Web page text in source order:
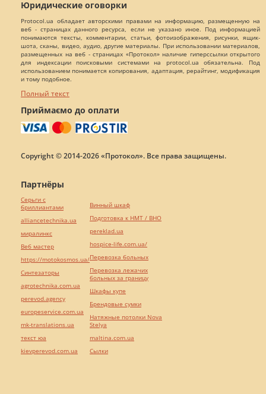
Юридические оговорки
Protocol.ua обладает авторскими правами на информацию, размещенную на
веб - страницах данного ресурса, если не указано иное. Под информацией
понимаются тексты, комментарии, статьи, фотоизображения, рисунки, ящик-
шота, сканы, видео, аудио, другие материалы. При использовании материалов,
размещенных на веб - страницах «Протокол» наличие гиперссылки открытого
для индексации поисковыми системами на protocol.ua обязательна. Под
использованием понимается копирования, адаптация, рерайтинг, модификация
и тому подобное.
Полный текст
Приймаємо до оплати
Copyright © 2014-2026 «Протокол». Все права защищены.
Партнёры
Серьги с
бриллиантами
alliancetechnika.ua
миралинкс
Веб мастер
https://motokosmos.ua/
Синтезаторы
agrotechnika.com.ua
perevod.agency
europeservice.com.ua
mk-translations.ua
текст юа
kievperevod.com.ua
Винный шкаф
Подготовка к НМТ / ВНО
pereklad.ua
hospice-life.com.ua/
Перевозка больных
Перевозка лежачих
больных за границу
Шкафы купе
Брендовые сумки
Натяжные потолки Nova
Stelya
maltina.com.ua
Cылки